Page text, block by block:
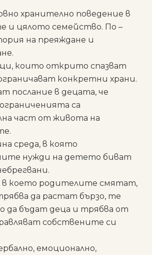
хранително поведение в
и цялото семейство. По –
на преяждане и
които открито спазват
конкретни храни.
послание в децата, че
са
част от живота на
среда, в която
нужди на детето биват
в което родителите смятат,
да растат бързо, те
да бъдат деца и трябва от
собствените си
емоционално,